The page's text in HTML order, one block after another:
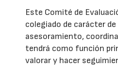
Este Comité de
colegiado de carácter
asesoramiento,
tendrá como función
valorar y hacer